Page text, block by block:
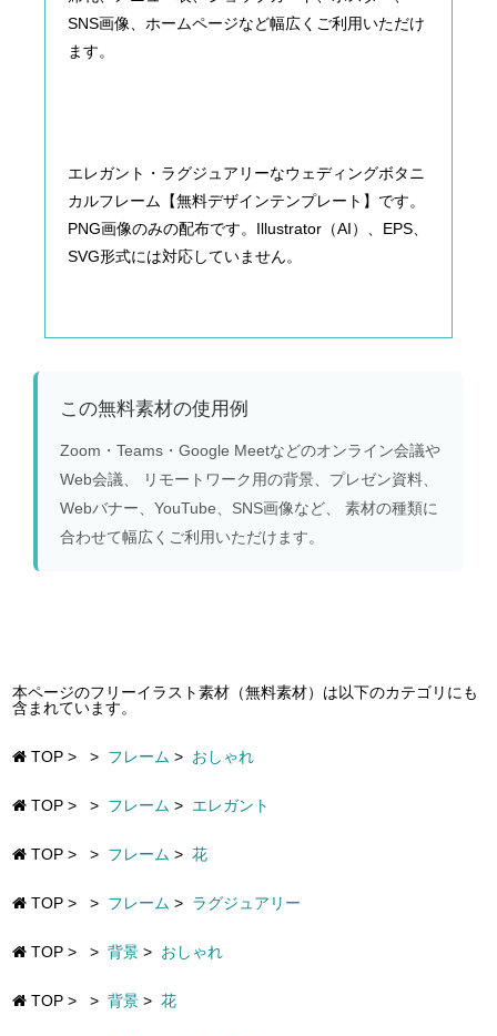
SNS画像、ホームページなど幅広くご利用いただけ
ます。
エレガント・ラグジュアリーなウェディングボタニ
カルフレーム【無料デザインテンプレート】です。
PNG画像のみの配布です。Illustrator（AI）、EPS、
SVG形式には対応していません。
この無料素材の使用例
Zoom・Teams・Google Meetなどのオンライン会議や
Web会議、 リモートワーク用の背景、プレゼン資料、
Webバナー、YouTube、SNS画像など、 素材の種類に
合わせて幅広くご利用いただけます。
本ページのフリーイラスト素材（無料素材）は以下のカテゴリにも
含まれています。
TOP > > フレーム > おしゃれ
TOP > > フレーム > エレガント
TOP > > フレーム > 花
TOP > > フレーム > ラグジュアリー
TOP > > 背景 > おしゃれ
TOP > > 背景 > 花